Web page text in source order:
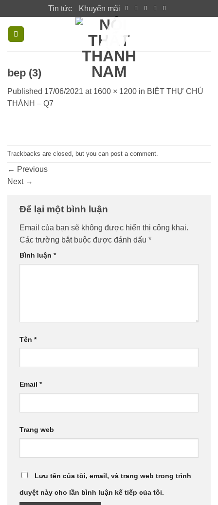
to
content
Tin tức Khuyến mãi
bep (3)
Published 17/06/2021 at 1600 × 1200 in BIỆT THỰ CHÚ
THÀNH – Q7
Trackbacks are closed, but you can post a comment
← Previous
Next →
Để lại một bình luận
Email của bạn sẽ không được hiển thị công khai.
Các trường bắt buộc được đánh dấu *
Bình luận *
Tên *
Email *
Trang web
Lưu tên của tôi, email, và trang web trong trình
duyệt này cho lần bình luận kế tiếp của tôi.